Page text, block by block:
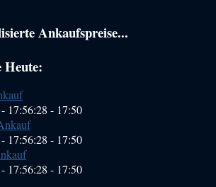
Ankaufspreise...
Heute:
17:56:28 - 17:50
17:56:28 - 17:50
17:56:28 - 17:50